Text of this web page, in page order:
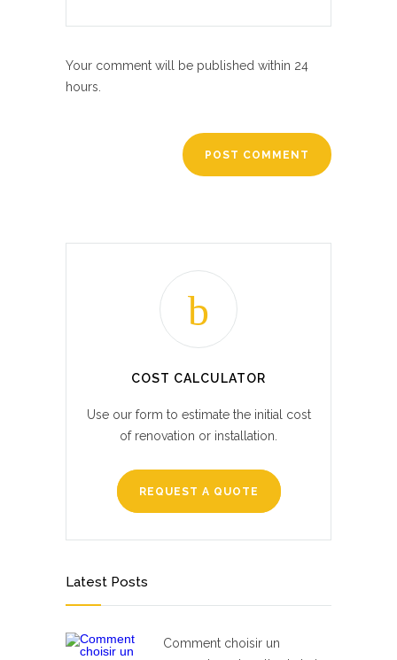
Your comment will be published within 24
hours.
COST CALCULATOR
Use our form to estimate the initial cost
of renovation or installation.
REQUEST A QUOTE
Latest Posts
Comment choisir un